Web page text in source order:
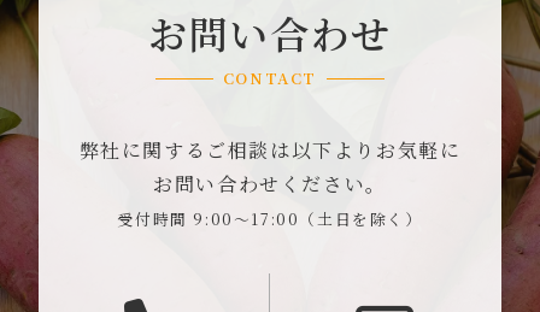
お問い合わせ
CONTACT
弊社に関するご相談は以下よりお気軽に
お問い合わせください。
受付時間 9:00～17:00（土日を除く）